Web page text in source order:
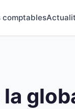
comptables